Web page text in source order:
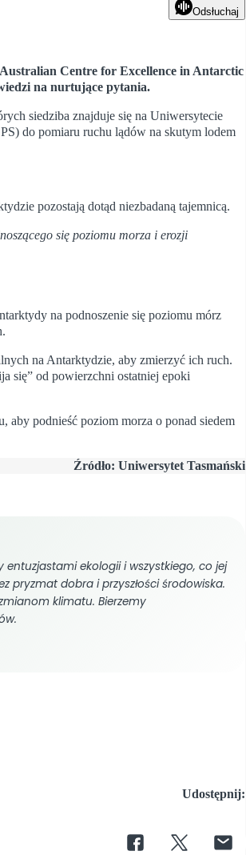
Odsłuchaj
Centre for Excellence in Antarctic
na nurtujące pytania.
siedziba znajduje się na Uniwersytecie
do pomiaru ruchu lądów na skutym lodem
pozostają dotąd niezbadaną tajemnicą.
się poziomu morza i erozji
na podnoszenie się poziomu mórz
na Antarktydzie, aby zmierzyć ich ruch.
się” od powierzchni ostatniej epoki
aby podnieść poziom morza o ponad siedem
Źródło: Uniwersytet Tasmański
entuzjastami ekologii i wszystkiego, co jej
pryzmat dobra i przyszłości środowiska.
klimatu. Bierzemy
Udostępnij: